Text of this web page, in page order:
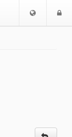
Επιλογή